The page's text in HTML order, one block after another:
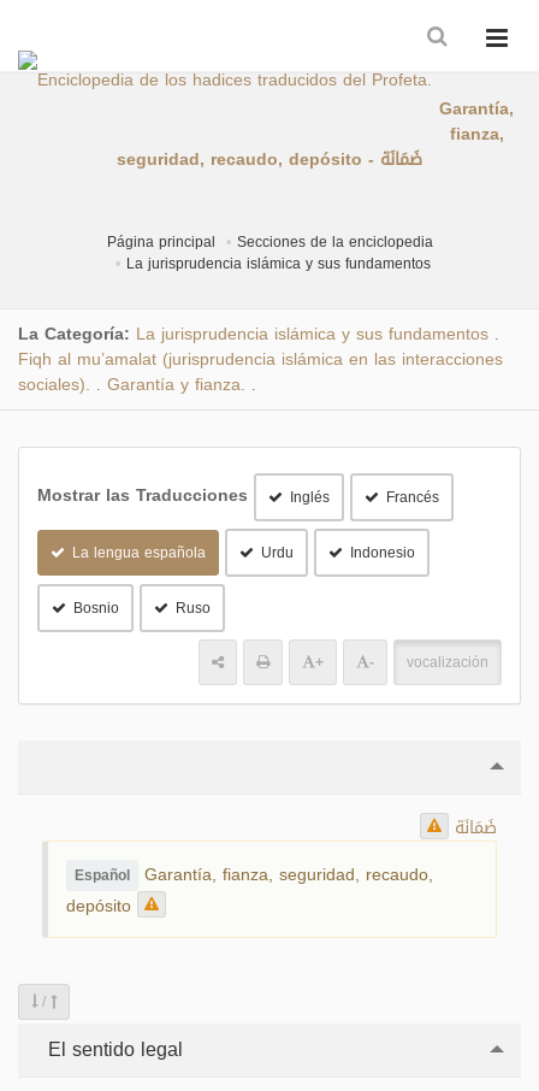
Garantía,
fianza,
seguridad, recaudo, depósito - ضَمَانَة
Página principal
Secciones de la enciclopedia
La jurisprudencia islámica y sus fundamentos
La Categoría: La jurisprudencia islámica y sus fundamentos
Fiqh al mu’amalat (jurisprudencia islámica en las interacciones
sociales). Garantía y fianza.
Mostrar las Traducciones Inglés Francés
La lengua española Urdu Indonesio
Bosnio Ruso
+ - vocalización
ضَمَانَة
Español Garantía, fianza, seguridad, recaudo,
depósito
/
El sentido legal